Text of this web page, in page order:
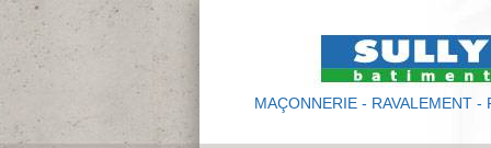
MAÇONNERIE - RAVALEMENT -